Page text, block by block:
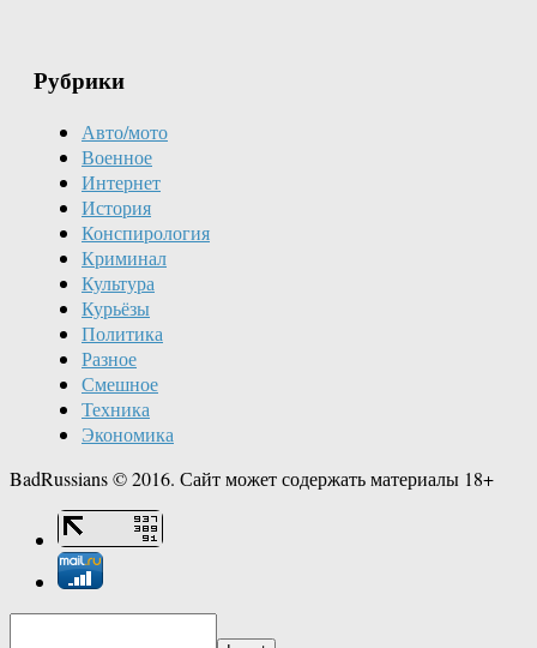
Рубрики
Авто/мото
Военное
Интернет
История
Конспирология
Криминал
Культура
Курьёзы
Политика
Разное
Смешное
Техника
Экономика
BadRussians © 2016. Сайт может содержать материалы 18+